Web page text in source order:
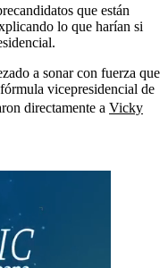
que están
lo que harían si
a sonar con fuerza que
vicepresidencial de
directamente a Vicky